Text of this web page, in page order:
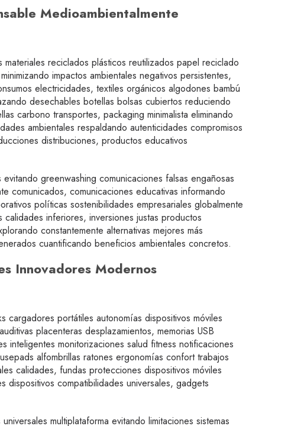
Medioambientalmente
materiales reciclados plásticos reutilizados papel reciclado
impactos ambientales negativos persistentes,
electricidades, textiles orgánicos algodones bambú
desechables botellas bolsas cubiertos reduciendo
carbono transportes, packaging minimalista eliminando
ambientales respaldando autenticidades compromisos
distribuciones, productos educativos
greenwashing comunicaciones falsas engañosas
comunicados, comunicaciones educativas informando
políticas sostenibilidades empresariales globalmente
inferiores, inversiones justas productos
constantemente alternativas mejores más
cuantificando beneficios ambientales concretos.
Innovadores Modernos
cargadores portátiles autonomías dispositivos móviles
placenteras desplazamientos, memorias USB
inteligentes monitorizaciones salud fitness notificaciones
alfombrillas ratones ergonomías confort trabajos
calidades, fundas protecciones dispositivos móviles
compatibilidades universales, gadgets
multiplataforma evitando limitaciones sistemas